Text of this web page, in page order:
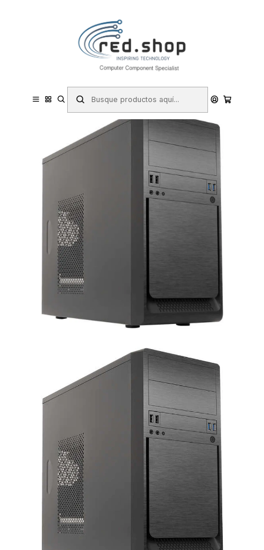
Haga Click Aqui
Componentes e Integración
Unykach UK6023 U3 Caja Torre MicroATX - Fuente de Alimentacion
500W Incluida - Tamaño Disco Soportado 3.5", 2.5" - USB-A 3.2/2.0